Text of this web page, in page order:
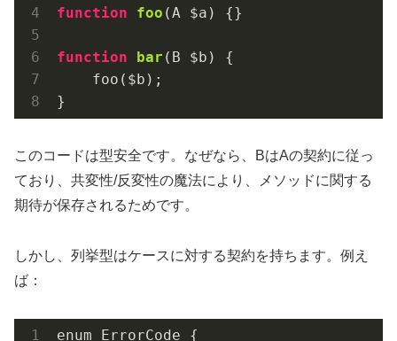
function foo (A $a) {}
function bar (B $b)
{
    foo($b);
}
このコードは型安全です。なぜなら、BはAの契約に従っ
ており、共変性/反変性の魔法により、メソッドに関する
期待が保存されるためです。
しかし、列挙型はケースに対する契約を持ちます。例え
ば：
enum ErrorCode {